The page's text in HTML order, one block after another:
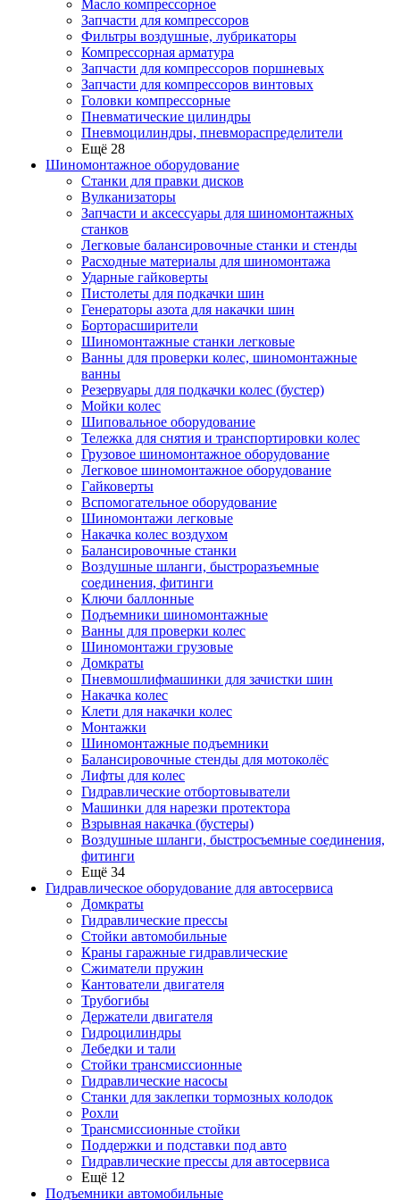
Масло компрессорное
Запчасти для компрессоров
Фильтры воздушные, лубрикаторы
Компрессорная арматура
Запчасти для компрессоров поршневых
Запчасти для компрессоров винтовых
Головки компрессорные
Пневматические цилиндры
Пневмоцилиндры, пневмораспределители
Ещё 28
Шиномонтажное оборудование
Станки для правки дисков
Вулканизаторы
Запчасти и аксессуары для шиномонтажных
станков
Легковые балансировочные станки и стенды
Расходные материалы для шиномонтажа
Ударные гайковерты
Пистолеты для подкачки шин
Генераторы азота для накачки шин
Борторасширители
Шиномонтажные станки легковые
Ванны для проверки колес, шиномонтажные
ванны
Резервуары для подкачки колес (бустер)
Мойки колес
Шиповальное оборудование
Тележка для снятия и транспортировки колес
Грузовое шиномонтажное оборудование
Легковое шиномонтажное оборудование
Гайковерты
Вспомогательное оборудование
Шиномонтажи легковые
Накачка колес воздухом
Балансировочные станки
Воздушные шланги, быстроразъемные
соединения, фитинги
Ключи баллонные
Подъемники шиномонтажные
Ванны для проверки колес
Шиномонтажи грузовые
Домкраты
Пневмошлифмашинки для зачистки шин
Накачка колес
Клети для накачки колес
Монтажки
Шиномонтажные подъемники
Балансировочные стенды для мотоколёс
Лифты для колес
Гидравлические отбортовыватели
Машинки для нарезки протектора
Взрывная накачка (бустеры)
Воздушные шланги, быстросъемные соединения,
фитинги
Ещё 34
Гидравлическое оборудование для автосервиса
Домкраты
Гидравлические прессы
Стойки автомобильные
Краны гаражные гидравлические
Сжиматели пружин
Кантователи двигателя
Трубогибы
Держатели двигателя
Гидроцилиндры
Лебедки и тали
Стойки трансмиссионные
Гидравлические насосы
Cтанки для заклепки тормозных колодок
Рохли
Трансмиссионные стойки
Поддержки и подставки под авто
Гидравлические прессы для автосервиса
Ещё 12
Подъемники автомобильные